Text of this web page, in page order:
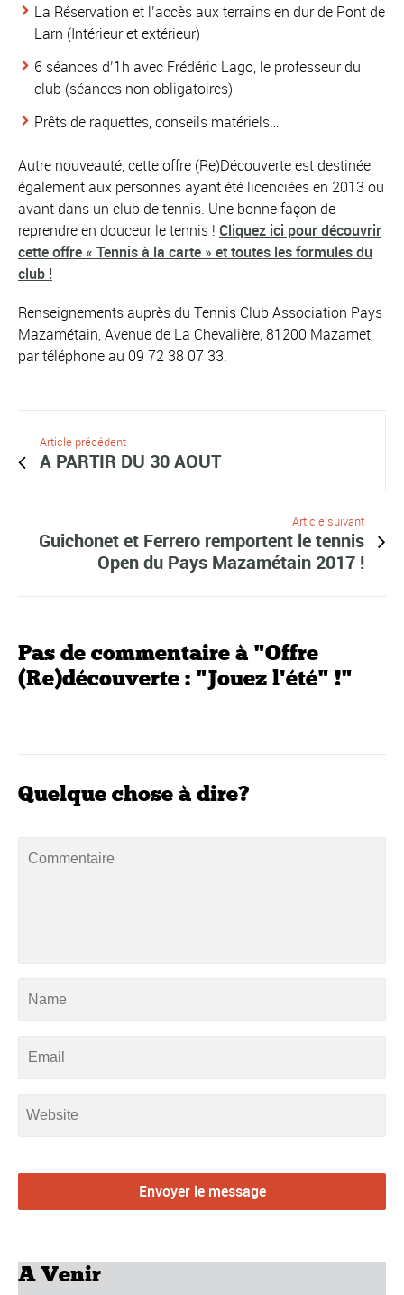
La Réservation et l’accès aux terrains en dur de Pont de
Larn (Intérieur et extérieur)
6 séances d’1h avec Frédéric Lago, le professeur du
club (séances non obligatoires)
Prêts de raquettes, conseils matériels…
Autre nouveauté, cette offre (Re)Découverte est destinée
également aux personnes ayant été licenciées en 2013 ou
avant dans un club de tennis. Une bonne façon de
reprendre en douceur le tennis ! Cliquez ici pour découvrir
cette offre « Tennis à la carte » et toutes les formules du
club !
Renseignements auprès du Tennis Club Association Pays
Mazamétain, Avenue de La Chevalière, 81200 Mazamet,
par téléphone au 09 72 38 07 33.
Article précédent
A PARTIR DU 30 AOUT
Article suivant
Guichonet et Ferrero remportent le tennis
Open du Pays Mazamétain 2017 !
Pas de commentaire à "Offre
(Re)découverte : "Jouez l'été" !"
Quelque chose à dire?
A Venir